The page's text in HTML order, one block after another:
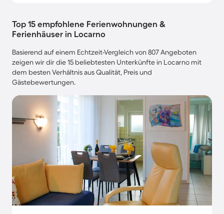
Top 15 empfohlene Ferienwohnungen &
Ferienhäuser in Locarno
Basierend auf einem Echtzeit-Vergleich von 807 Angeboten
zeigen wir dir die 15 beliebtesten Unterkünfte in Locarno mit
dem besten Verhältnis aus Qualität, Preis und
Gästebewertungen.